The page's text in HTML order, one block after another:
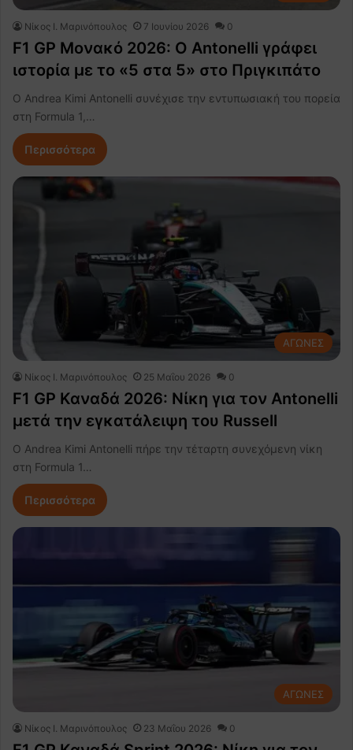
Nίκος Ι. Mαρινόπουλος 7 Ιουνίου 2026 0
F1 GP Μονακό 2026: Ο Antonelli γράφει
ιστορία με το «5 στα 5» στο Πριγκιπάτο
Ο Andrea Kimi Antonelli συνέχισε την εντυπωσιακή του πορεία
στη Formula 1,…
Περισσότερα
ΑΓΩΝΕΣ
Nίκος Ι. Mαρινόπουλος 25 Μαΐου 2026 0
F1 GP Καναδά 2026: Νίκη για τον Antonelli
μετά την εγκατάλειψη του Russell
Ο Andrea Kimi Antonelli πήρε την τέταρτη συνεχόμενη νίκη
στη Formula 1…
Περισσότερα
ΑΓΩΝΕΣ
Nίκος Ι. Mαρινόπουλος 23 Μαΐου 2026 0